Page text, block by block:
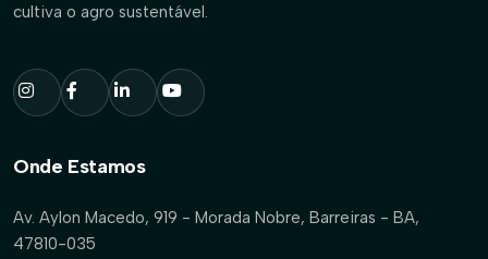
cultiva o agro sustentável.
Onde Estamos
Av. Aylon Macedo, 919 - Morada Nobre, Barreiras - BA,
47810-035